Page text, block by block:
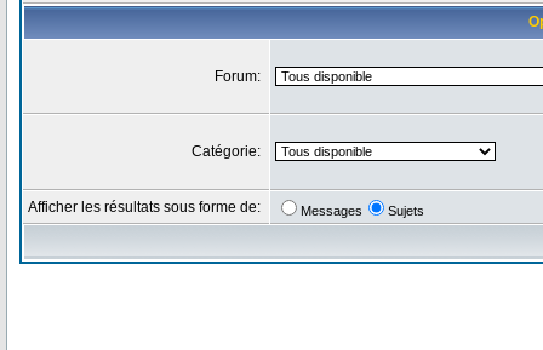
Forum:
Catégorie:
Afficher les résultats sous forme de: Messages Sujets